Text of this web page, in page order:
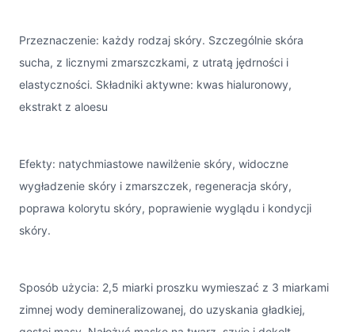
Przeznaczenie: każdy rodzaj skóry. Szczególnie skóra
sucha, z licznymi zmarszczkami, z utratą jędrności i
elastyczności. Składniki aktywne: kwas hialuronowy,
ekstrakt z aloesu
Efekty: natychmiastowe nawilżenie skóry, widoczne
wygładzenie skóry i zmarszczek, regeneracja skóry,
poprawa kolorytu skóry, poprawienie wyglądu i kondycji
skóry.
Sposób użycia: 2,5 miarki proszku wymieszać z 3 miarkami
zimnej wody demineralizowanej, do uzyskania gładkiej,